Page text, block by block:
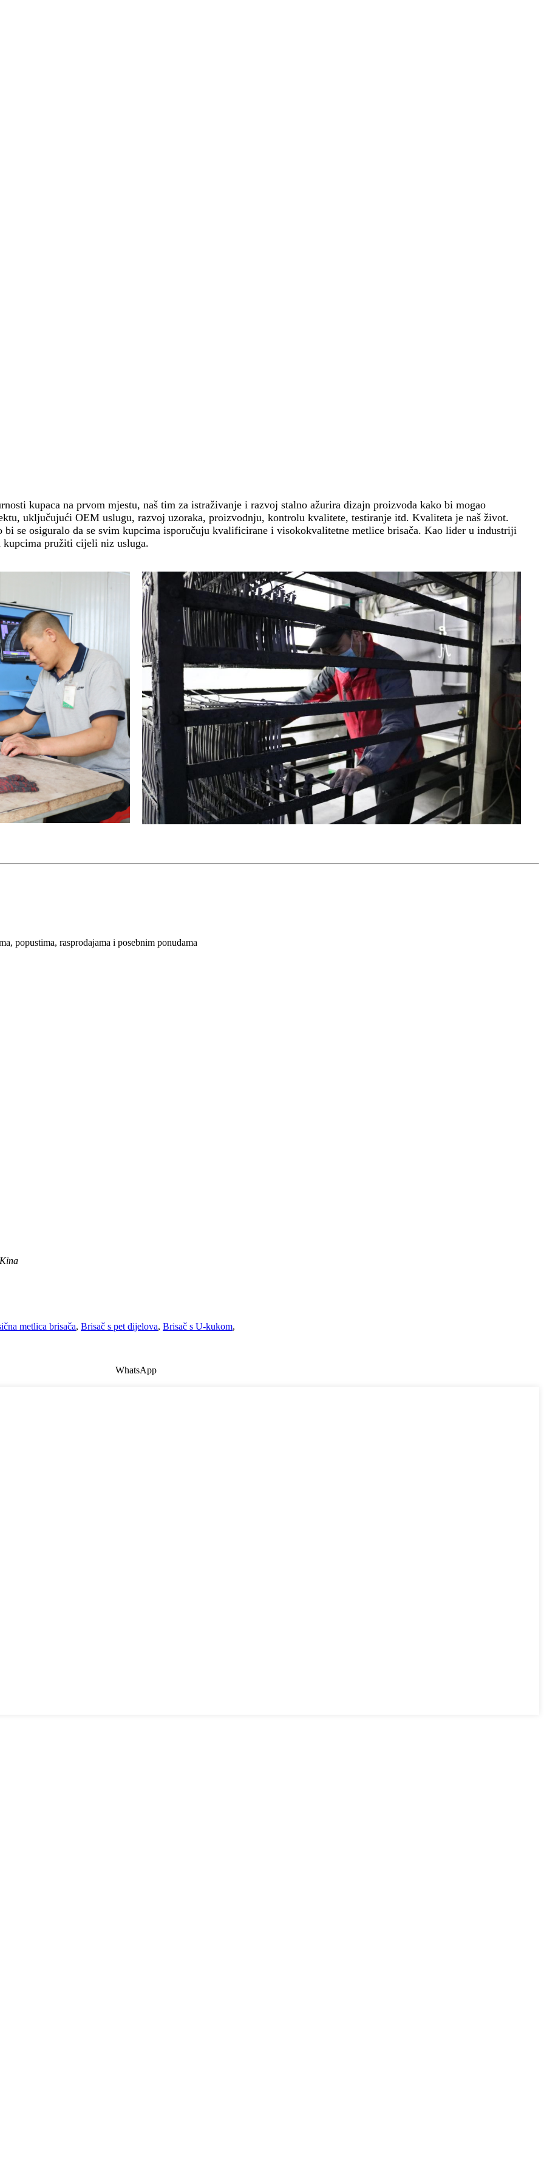
kupaca na prvom mjestu, naš tim za istraživanje i razvoj stalno ažurira dizajn proizvoda kako bi mogao
uključujući OEM uslugu, razvoj uzoraka, proizvodnju, kontrolu kvalitete, testiranje itd. Kvaliteta je naš život.
se osiguralo da se svim kupcima isporučuju kvalificirane i visokokvalitetne metlice brisača. Kao lider u industriji
kupcima pružiti cijeli niz usluga.
popustima, rasprodajama i posebnim ponudama
metlica brisača, Brisač s pet dijelova, Brisač s U-kukom,
WhatsApp